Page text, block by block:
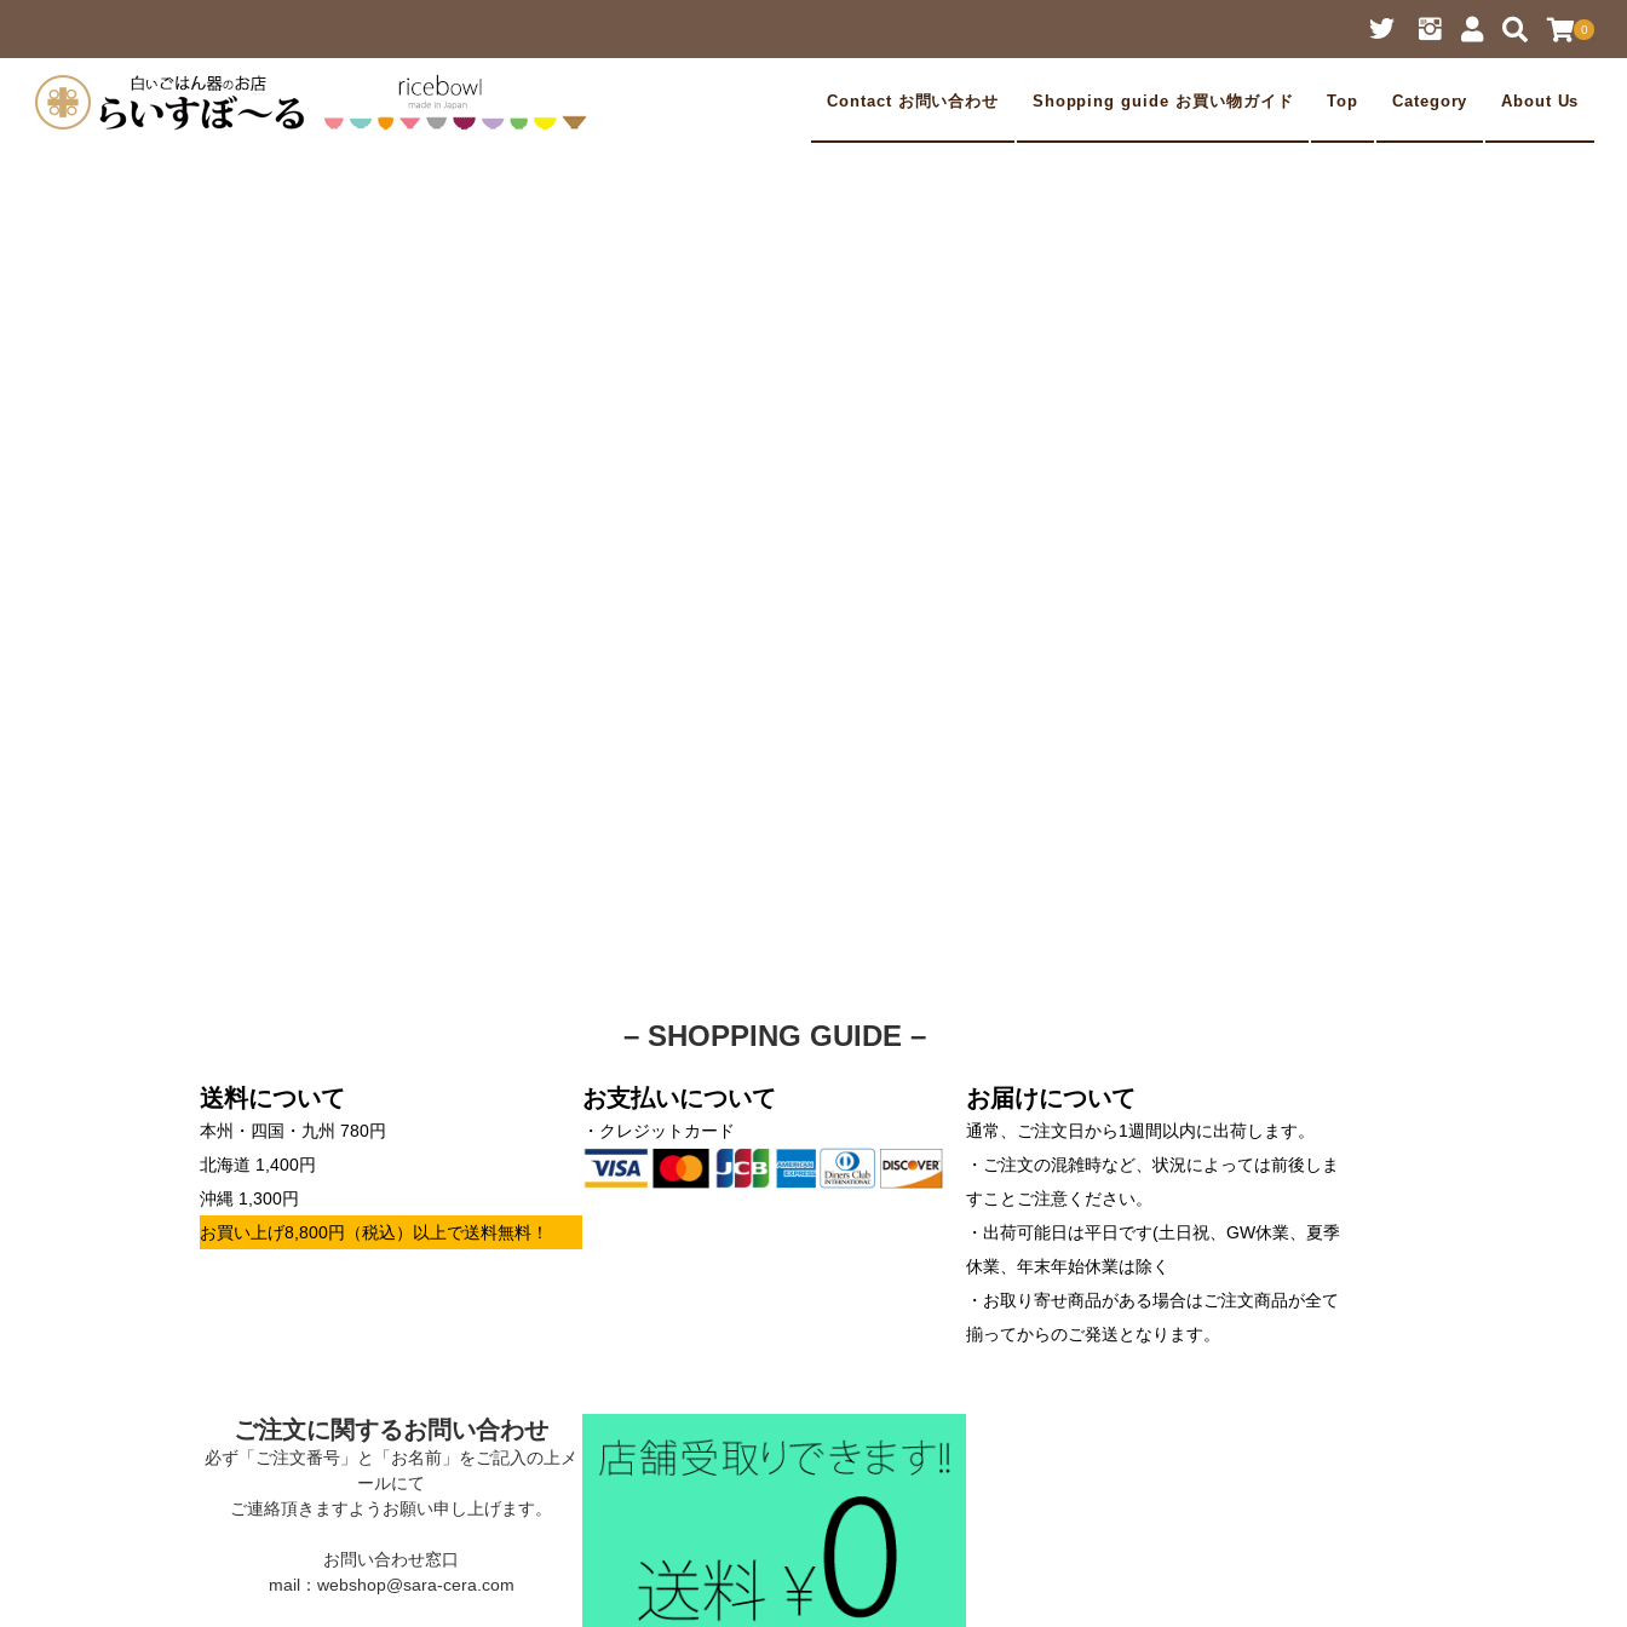
0
Contact お問い合わせ Shopping guide お買い物ガイド Top Category About Us
– SHOPPING GUIDE –
送料について
本州・四国・九州 780円
北海道 1,400円
沖縄 1,300円
お買い上げ8,800円（税込）以上で送料無料！
お支払いについて
・クレジットカード
お届けについて
通常、ご注文日から1週間以内に出荷します。
・ご注文の混雑時など、状況によっては前後しま
すことご注意ください。
・出荷可能日は平日です(土日祝、GW休業、夏季
休業、年末年始休業は除く
・お取り寄せ商品がある場合はご注文商品が全て
揃ってからのご発送となります。
ご注文に関するお問い合わせ
必ず「ご注文番号」と「お名前」をご記入の上メ
ールにて
ご連絡頂きますようお願い申し上げます。
お問い合わせ窓口
mail：webshop@sara-cera.com